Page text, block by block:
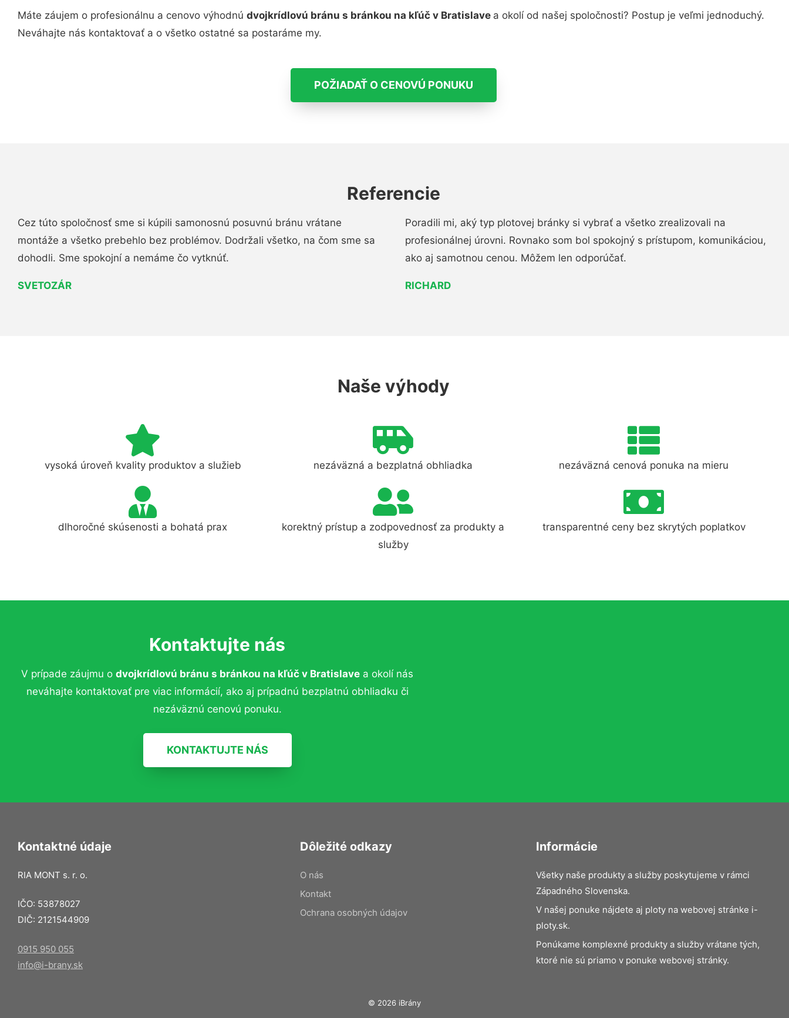
Máte záujem o profesionálnu a cenovo výhodnú dvojkrídlovú bránu s bránkou na kľúč v Bratislave a okolí od našej spoločnosti? Postup je veľmi jednoduchý.
Neváhajte nás kontaktovať a o všetko ostatné sa postaráme my.
POŽIADAŤ O CENOVÚ PONUKU
Referencie
Cez túto spoločnosť sme si kúpili samonosnú posuvnú bránu vrátane
montáže a všetko prebehlo bez problémov. Dodržali všetko, na čom sme sa
dohodli. Sme spokojní a nemáme čo vytknúť.
SVETOZÁR
Poradili mi, aký typ plotovej bránky si vybrať a všetko zrealizovali na
profesionálnej úrovni. Rovnako som bol spokojný s prístupom, komunikáciou,
ako aj samotnou cenou. Môžem len odporúčať.
RICHARD
Naše výhody
vysoká úroveň kvality produktov a služieb nezáväzná a bezplatná obhliadka nezáväzná cenová ponuka na mieru
dlhoročné skúsenosti a bohatá prax
korektný prístup a zodpovednosť za produkty a
služby
transparentné ceny bez skrytých poplatkov
Kontaktujte nás
V prípade záujmu o dvojkrídlovú bránu s bránkou na kľúč v Bratislave a okolí nás
neváhajte kontaktovať pre viac informácií, ako aj prípadnú bezplatnú obhliadku či
nezáväznú cenovú ponuku.
KONTAKTUJTE NÁS
Kontaktné údaje
RIA MONT s. r. o.
IČO: 53878027
DIČ: 2121544909
0915 950 055
info@i-brany.sk
Dôležité odkazy
O nás
Kontakt
Ochrana osobných údajov
Informácie
Všetky naše produkty a služby poskytujeme v rámci
Západného Slovenska.
V našej ponuke nájdete aj ploty na webovej stránke i-
ploty.sk.
Ponúkame komplexné produkty a služby vrátane tých,
ktoré nie sú priamo v ponuke webovej stránky.
© 2026 iBrány